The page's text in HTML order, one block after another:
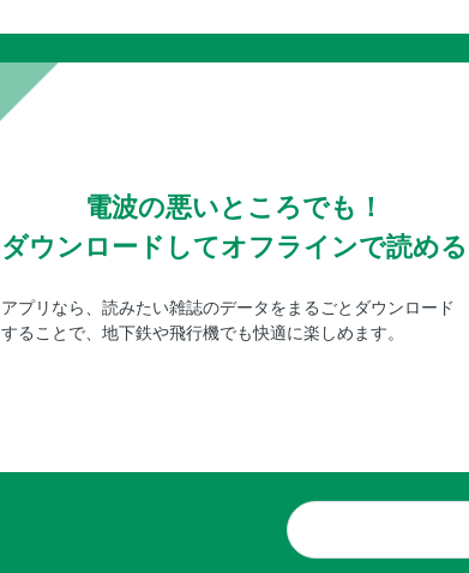
電波の悪いところでも！
ダウンロードしてオフラインで読める
アプリなら、読みたい雑誌のデータをまるごとダウンロード
することで、地下鉄や飛行機でも快適に楽しめます。